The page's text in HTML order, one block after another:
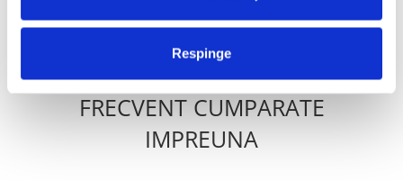
Respinge
FRECVENT CUMPARATE
IMPREUNA